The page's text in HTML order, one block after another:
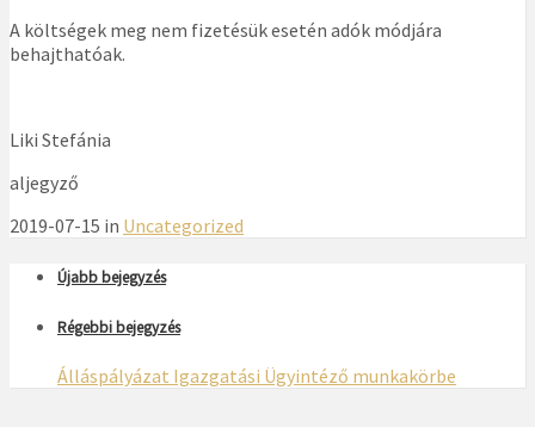
A költségek meg nem fizetésük esetén adók módjára
behajthatóak.
Liki Stefánia
aljegyző
2019-07-15 in Uncategorized
Újabb bejegyzés
Régebbi bejegyzés
Álláspályázat Igazgatási Ügyintéző munkakörbe